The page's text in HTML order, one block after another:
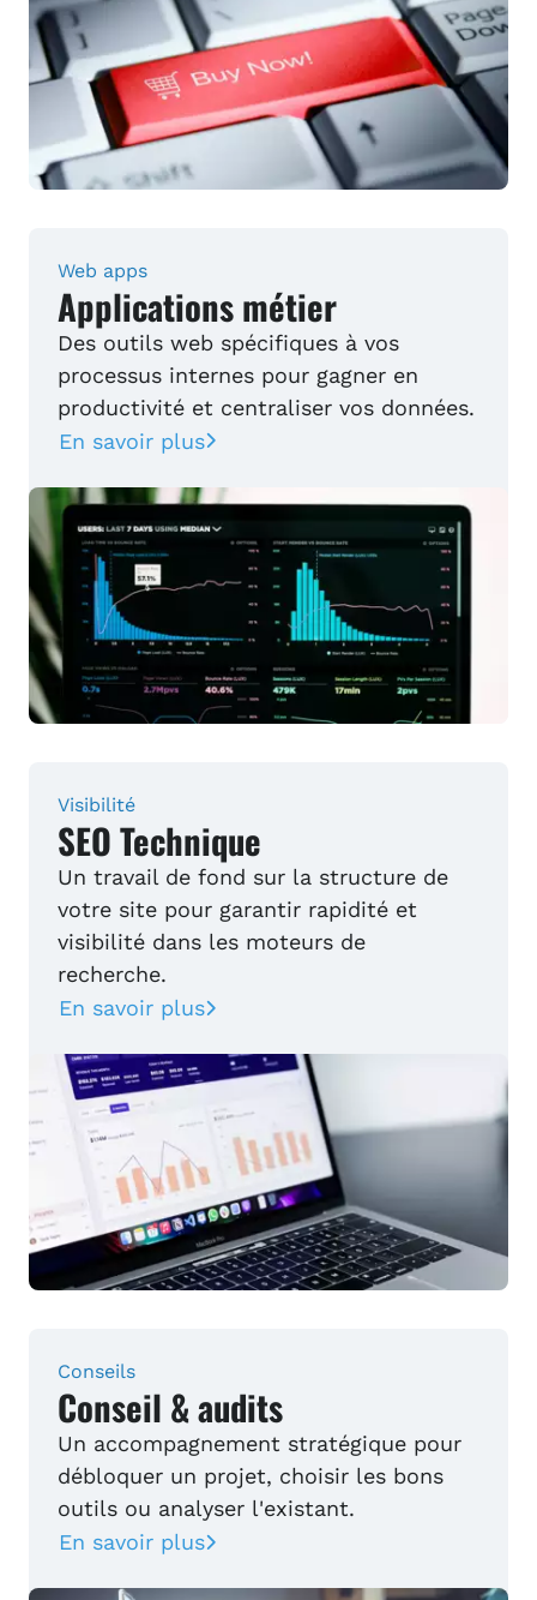
Web apps
Applications métier
Des outils web spécifiques à vos
processus internes pour gagner en
productivité et centraliser vos données.
En savoir plus
Visibilité
SEO Technique
Un travail de fond sur la structure de
votre site pour garantir rapidité et
visibilité dans les moteurs de
recherche.
En savoir plus
Conseils
Conseil & audits
Un accompagnement stratégique pour
débloquer un projet, choisir les bons
outils ou analyser l'existant.
En savoir plus